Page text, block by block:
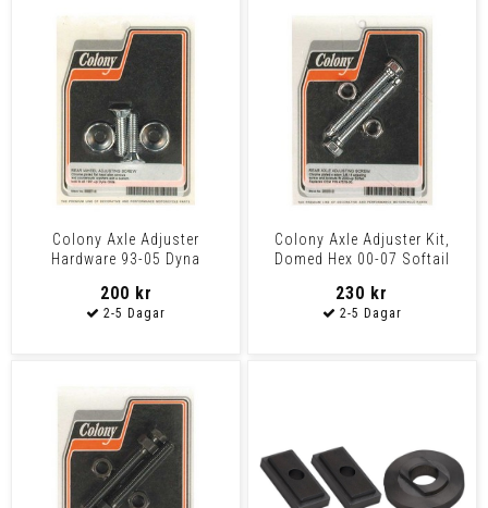
Colony Axle Adjuster
Hardware 93-05 Dyna
200 kr
Colony Axle Adjuster Kit,
Domed Hex 00-07 Softail
230 kr